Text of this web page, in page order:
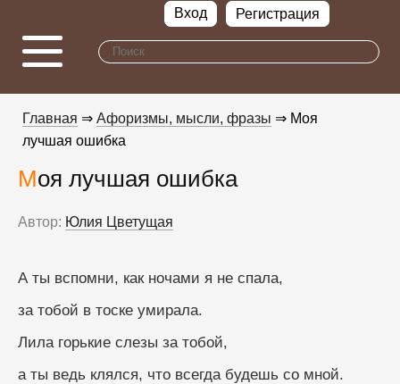
Вход Регистрация
Главная ⇒ Афоризмы, мысли, фразы ⇒ Моя
лучшая ошибка
Моя лучшая ошибка
Автор: Юлия Цветущая
А ты вспомни, как ночами я не спала,
за тобой в тоске умирала.
Лила горькие слезы за тобой,
а ты ведь клялся, что всегда будешь со мной.